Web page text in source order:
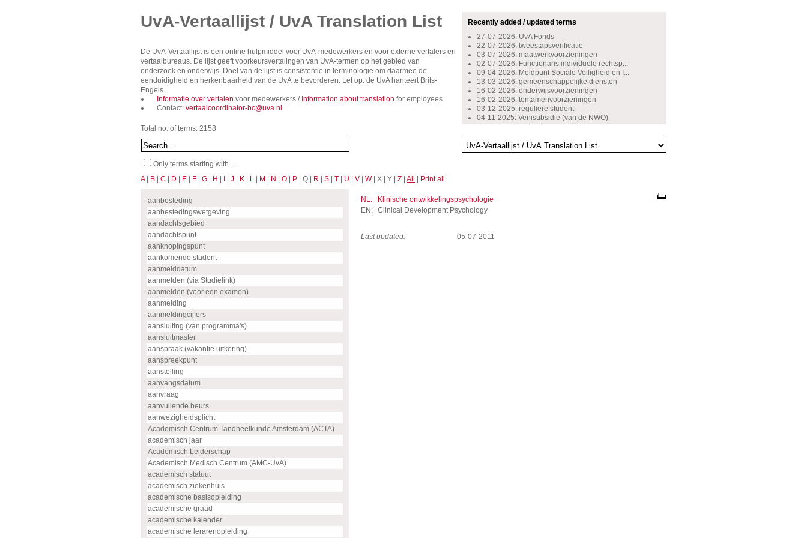
UvA-Vertaallijst / UvA Translation List
De UvA-Vertaallijst is een online hulpmiddel voor UvA-medewerkers en voor externe vertalers en
vertaalbureaus. De lijst geeft voorkeursvertalingen van UvA-termen op het gebied van
onderzoek en onderwijs. Doel van de lijst is consistentie in terminologie om daarmee de
eenduidigheid en herkenbaarheid van de UvA te bevorderen. Let op: de UvA hanteert Brits-
Engels.
Informatie over vertalen voor medewerkers / Information about translation for employees
Contact: vertaalcoordinator-bc@uva.nl
Recently added / updated terms
27-07-2026: UvA Fonds
22-07-2026: tweestapsverificatie
03-07-2026: maatwerkvoorzieningen
02-07-2026: Functionaris individuele rechtsp...
09-04-2026: Meldpunt Sociale Veiligheid en I...
13-03-2026: gemeenschappelijke diensten
16-02-2026: onderwijsvoorzieningen
16-02-2026: tentamenvoorzieningen
03-12-2025: reguliere student
04-11-2025: Venisubsidie (van de NWO)
30-10-2025: Huisartsenpraktijk UvA
14-10-2024: beoogde leerresultaten
13-05-2024: bovenwettelijk verlof
16-09-2022: ongewenst gedrag
08-07-2022: stage
Total no. of terms: 2158
Only terms starting with ...
A| B C D E F G H J K L M N O P | Q | R S T U V W| X | Y | Z All Print all
aanbesteding
aanbestedingswetgeving
aandachtsgebied
aandachtspunt
aanknopingspunt
aankomende student
aanmelddatum
aanmelden (via Studielink)
aanmelden (voor een examen)
aanmelding
aanmeldingcijfers
aansluiting (van programma's)
aansluitmaster
aanspraak (vakantie uitkering)
aanspreekpunt
aanstelling
aanvangsdatum
aanvraag
aanvullende beurs
aanwezigheidsplicht
Academisch Centrum Tandheelkunde Amsterdam (ACTA)
academisch jaar
Academisch Leiderschap
Academisch Medisch Centrum (AMC-UvA)
academisch statuut
academisch ziekenhuis
academische basisopleiding
academische graad
academische kalender
academische lerarenopleiding
NL:
Klinische ontwikkelingspsychologie
EN: Clinical Development Psychology
Last updated: 05-07-2011